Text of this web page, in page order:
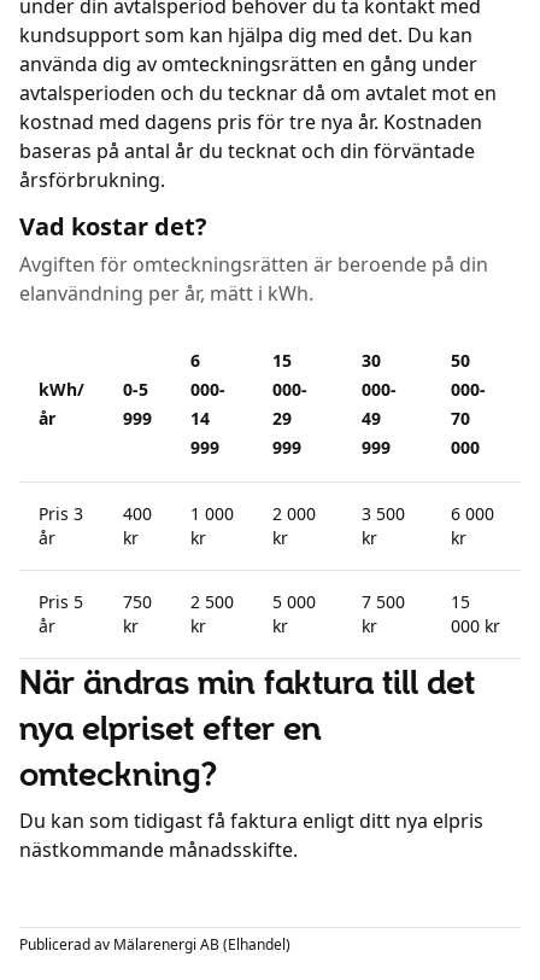
under din avtalsperiod behöver du ta kontakt med
kundsupport som kan hjälpa dig med det. Du kan
använda dig av omteckningsrätten en gång under
avtalsperioden och du tecknar då om avtalet mot en
kostnad med dagens pris för tre nya år. Kostnaden
baseras på antal år du tecknat och din förväntade
årsförbrukning.
Vad kostar det?
Avgiften för omteckningsrätten är beroende på din
elanvändning per år, mätt i kWh.
kWh/
år
0-5
999
6
000-
14
999
15
000-
29
999
30
000-
49
999
50
000-
70
000
Pris 3
år
400
kr
1 000
kr
2 000
kr
3 500
kr
6 000
kr
Pris 5
år
750
kr
2 500
kr
5 000
kr
7 500
kr
15
000 kr
När ändras min faktura till det
nya elpriset efter en
omteckning?
Du kan som tidigast få faktura enligt ditt nya elpris
nästkommande månadsskifte.
Publicerad av Mälarenergi AB (Elhandel)